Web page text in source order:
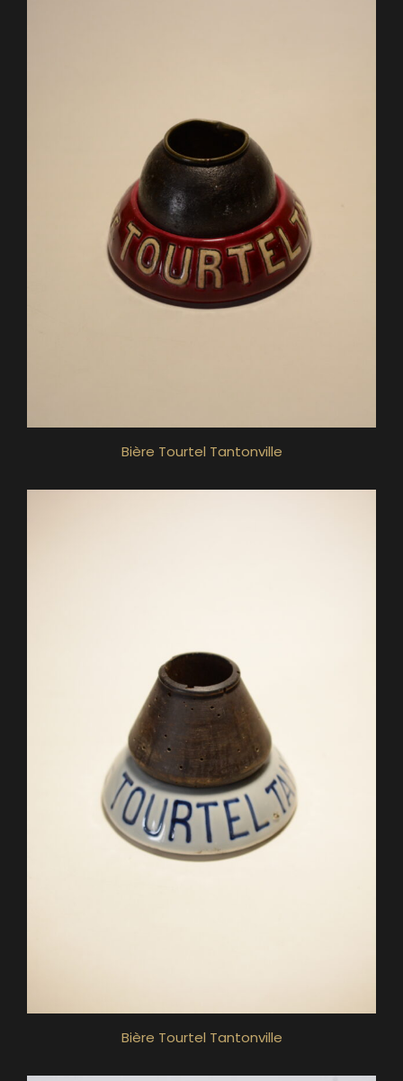
Bière Tourtel Tantonville
Bière Tourtel Tantonville